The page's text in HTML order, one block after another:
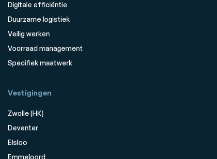
Digitale efficiëntie
Duurzame logistiek
Veilig werken
Voorraad management
Specifiek maatwerk
Vestigingen
Zwolle (HK)
Deventer
Elsloo
Emmeloord